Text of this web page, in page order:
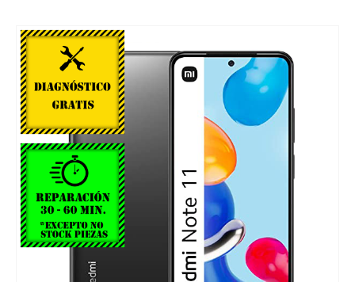
Saltar
al
final
de
la
galería
de
imágenes